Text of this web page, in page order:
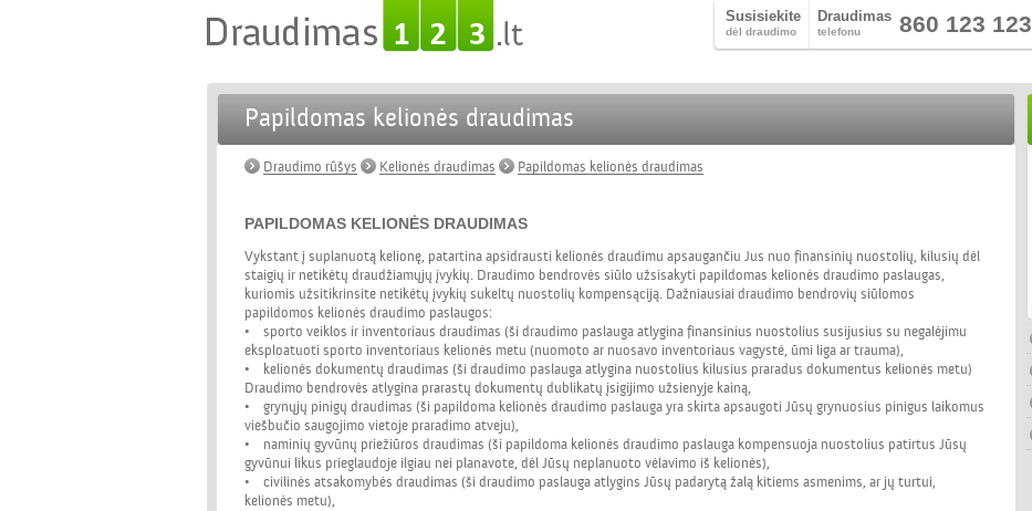
Susisiekite
dėl draudimo
Draudimas
telefonu 860 123 123
Papildomas kelionės draudimas
Draudimo rūšys Kelionės draudimas Papildomas kelionės draudimas
PAPILDOMAS KELIONĖS DRAUDIMAS
Vykstant į suplanuotą kelionę, patartina apsidrausti kelionės draudimu apsaugančiu Jus nuo finansinių nuostolių, kilusių dėl
staigių ir netikėtų draudžiamųjų įvykių. Draudimo bendrovės siūlo užsisakyti papildomas kelionės draudimo paslaugas,
kuriomis užsitikrinsite netikėtų įvykių sukeltų nuostolių kompensąciją. Dažniausiai draudimo bendrovių siūlomos
papildomos kelionės draudimo paslaugos:
• sporto veiklos ir inventoriaus draudimas (ši draudimo paslauga atlygina finansinius nuostolius susijusius su negalėjimu
eksploatuoti sporto inventoriaus kelionės metu (nuomoto ar nuosavo inventoriaus vagystė, ūmi liga ar trauma),
• kelionės dokumentų draudimas (ši draudimo paslauga atlygina nuostolius kilusius praradus dokumentus kelionės metu)
Draudimo bendrovės atlygina prarastų dokumentų dublikatų įsigijimo užsienyje kainą,
• grynųjų pinigų draudimas (ši papildoma kelionės draudimo paslauga yra skirta apsaugoti Jūsų grynuosius pinigus laikomus
viešbučio saugojimo vietoje praradimo atveju),
• naminių gyvūnų priežiūros draudimas (ši papildoma kelionės draudimo paslauga kompensuoja nuostolius patirtus Jūsų
gyvūnui likus prieglaudoje ilgiau nei planavote, dėl Jūsų neplanuoto vėlavimo iš kelionės),
• civilinės atsakomybės draudimas (ši draudimo paslauga atlygins Jūsų padarytą žalą kitiems asmenims, ar jų turtui,
kelionės metu),